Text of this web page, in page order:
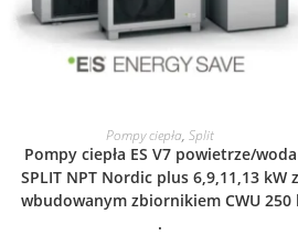
WYBIERZ OPCJE
Pompy ciepła,Split
Pompy ciepła ES V7 powietrze/woda
SPLIT NPT Nordic plus 6,9,11,13 kW z
wbudowanym zbiornikiem CWU 250 l
.